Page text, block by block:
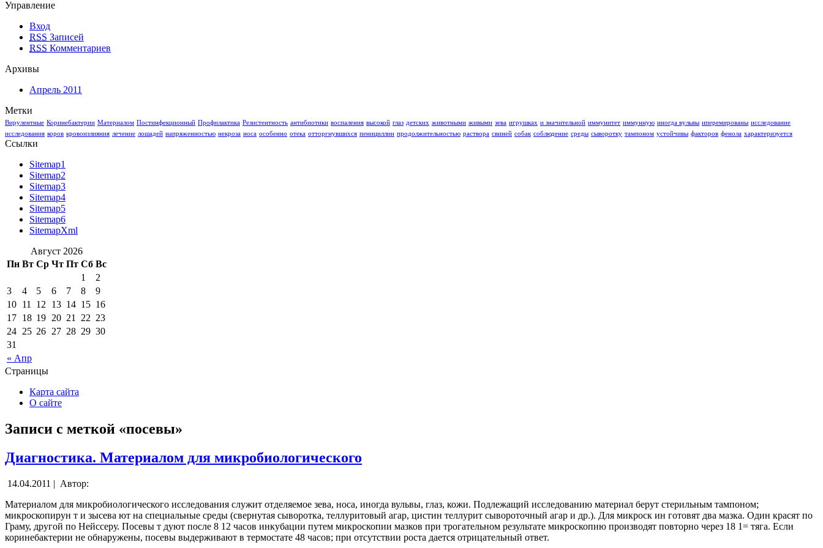
Управление
Вход
RSS Записей
RSS Комментариев
Архивы
Апрель 2011
Метки
Вирулентные Коринебактерии Материалом Постинфекционный Профилактика Резистентность антибиотики воспаления высокой глаз детских животными живыми зева игрушках и значительной иммунитет иммунную иногда вульвы иперемированы исследование
исследования коров кровоизлияния лечение лошадей напряженностью некроза носа особенно отека отторгнувшихся пенициллин продолжительностью раствора свиней собак соблюдение среды сыворотку тампоном устойчивы факторов фенола характеризуется
Ссылки
Sitemap1
Sitemap2
Sitemap3
Sitemap4
Sitemap5
Sitemap6
SitemapXml
Август 2026
Пн Вт Ср Чт Пт Сб Вс
« Апр
1
2
3
4 5 6 7 8
9
10 11 12 13 14 15 16
17 18 19 20 21 22 23
24 25 26 27 28 29 30
31
Страницы
Карта сайта
О сайте
Записи с меткой «посевы»
Диагностика. Материалом для микробиологического
14.04.2011 | Автор:
Материалом для микробиологического исследования служит отделяемое зева, носа, иногда вульвы, глаз, кожи. Подлежащий исследованию материал берут стерильным тампоном;
микроскопирун т и зысева ют на специальные среды (свернутая сыворотка, теллуритовый агар, цистин теллурит сывороточный агар и др.). Для микроск ин готовят два мазка. Один красят по
Граму, другой по Нейссеру. Посевы т дуют после 8 12 часов инкубации путем микроскопии мазков при трогательном результате микроскопию производят повторно через 18 1= тяга. Если
коринебактерии не обнаружены, посевы выдерживают в термостате 48 часов; при отсутствии роста дается отрицательный ответ.